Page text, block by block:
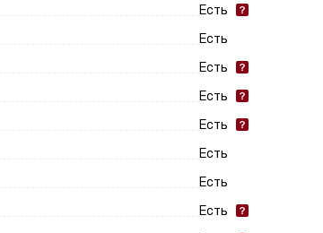
Есть
Есть
Есть
Есть
Есть
Есть
Есть
Есть